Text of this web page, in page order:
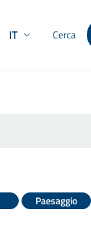
IT Cerca
Paesaggio